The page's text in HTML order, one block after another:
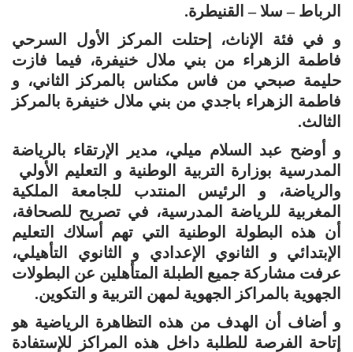
الرباط – سلا – القنيطرة.
و في فئة الإناث، إحتلت المركز الأول السرحي
فاطمة الزهراء من بني ملال خنيفرة، فيما فازت
حليمة صبحي من فاس مكناس بالمركز الثاني، و
فاطمة الزهراء باجدي من بني ملال خنيفرة بالمركز
الثالث.
و أوضح عبد السلام ميلي، مدير الإرتقاء بالرياضة
المدرسية بوزارة التربية الوطنية و التعليم الأولي
والرياضة، و الرئيس المنتدب للجامعة الملكية
المغربية للرياضة المدرسية، في تصريح للصحافة،
أن هذه البطولة الوطنية التي تهم أسلاك التعليم
الإبتدائي و الثانوي الإعدادي و الثانوي التأهيلي،
عرفت مشاركة جميع الطبلة المتأهلين عن البطولات
الجهوية بالمراكز الجهوية لمهن التربية و التكوين.
و أضاف أن الهدف من هذه التظاهرة الرياضية هو
إتاحة الفرصة للطلبة داخل هذه المراكز للإستفادة